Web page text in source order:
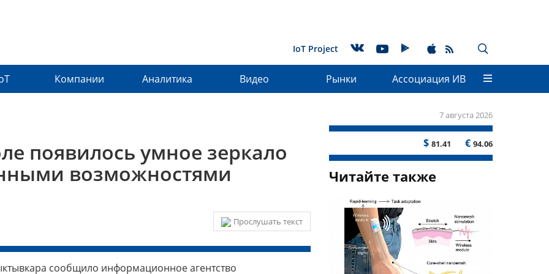
IoT Project
Компании Аналитика Видео Рынки Ассоциация ИВ
7 августа 2026
$ 81.41 € 94.06
появилось умное зеркало
возможностями
Прослушать текст
сообщило информационное агентство
Читайте также